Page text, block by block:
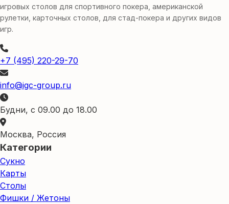
игровых столов для спортивного покера, американской
рулетки, карточных столов, для стад-покера и других видов
игр.
+7 (495) 220-29-70
info@igc-group.ru
Будни, с 09.00 до 18.00
Москва, Россия
Категории
Сукно
Карты
Столы
Фишки / Жетоны